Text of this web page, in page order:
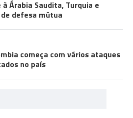
Árabia Saudita, Turquia e
defesa mútua
começa com vários ataques
no país